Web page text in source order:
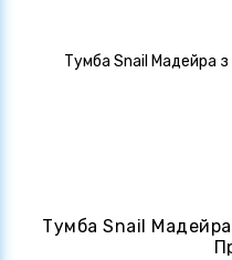
Тумба Snail